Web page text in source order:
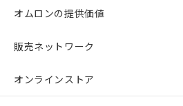
オムロンの提供価値
販売ネットワーク
オンラインストア